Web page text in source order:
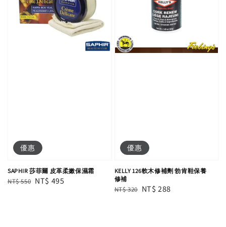
優惠
SAPHIR 莎菲爾 皮革柔嫩保濕霜
Regular
NT$ 550 Sale
NT$ 495
優惠
KELLY 126軟木修補劑 勃肯鞋保養
修補
Regular
NT$ 320 Sale
NT$ 288